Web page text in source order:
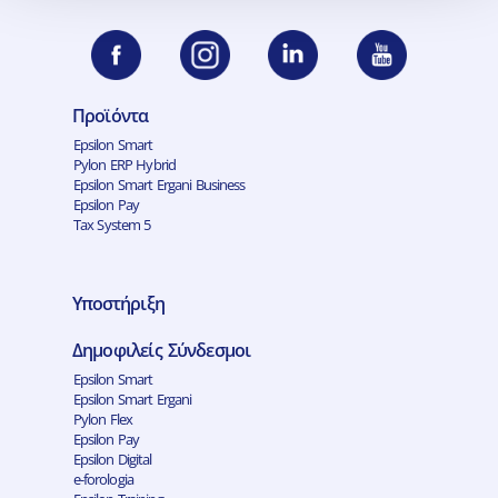
Προϊόντα
Epsilon Smart
Pylon ERP Hybrid
Epsilon Smart Ergani Business
Epsilon Pay
Tax System 5
Υποστήριξη
Δημοφιλείς Σύνδεσμοι
Epsilon Smart
Epsilon Smart Ergani
Pylon Flex
Epsilon Pay
Epsilon Digital
e-forologia